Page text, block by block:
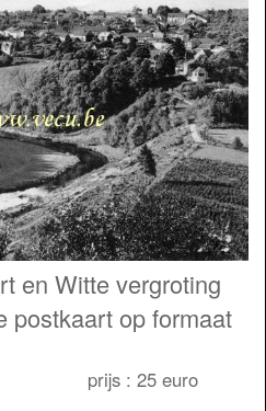
en Witte vergroting
postkaart op formaat
prijs : 25 euro